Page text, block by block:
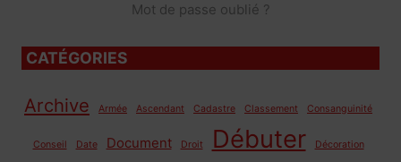
Mot de passe oublié ?
CATÉGORIES
Archive Armée Ascendant Cadastre Classement Consanguinité
Conseil Date Document Droit Débuter Décoration